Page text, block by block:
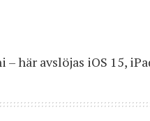
här avslöjas iOS 15,